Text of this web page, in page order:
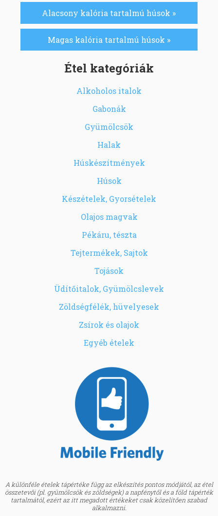
Alacsony kalória tartalmú húsok »
Magas kalória tartalmú húsok »
Étel kategóriák
Alkoholos italok
Gabonák
Gyümölcsök
Halak
Húskészítmények
Húsok
Készételek, Gyorsételek
Olajos magvak
Pékáru, tészta
Tejtermékek, Sajtok
Tojások
Üdítőitalok, Gyümölcslevek
Zöldségfélék, hüvelyesek
Zsírok és olajok
Egyéb ételek
A különféle ételek tápértéke függ az elkészítés pontos módjától, az étel
összetevői (pl. gyümölcsök és zöldségek) a napfénytől és a föld tápérték
tartalmától, ezért az itt megadott értékeket csak közelítően szabad
alkalmazni.